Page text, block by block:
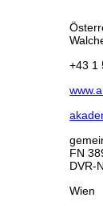
+43 1
FN
DVR-
Wien